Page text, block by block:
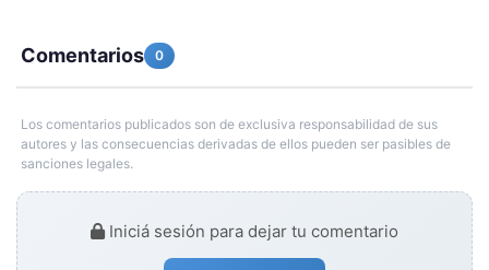
Comentarios 0
Los comentarios publicados son de exclusiva responsabilidad de sus
autores y las consecuencias derivadas de ellos pueden ser pasibles de
sanciones legales.
Iniciá sesión para dejar tu comentario